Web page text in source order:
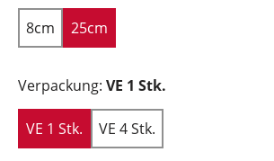
8cm 25cm
Verpackung: VE 1 Stk.
VE 1 Stk. VE 4 Stk.